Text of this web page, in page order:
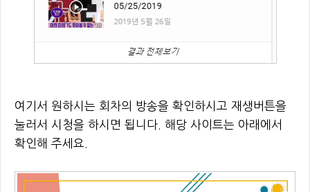
여기서 원하시는 회차의 방송을 확인하시고 재생버튼을
눌러서 시청을 하시면 됩니다. 해당 사이트는 아래에서
확인해 주세요.